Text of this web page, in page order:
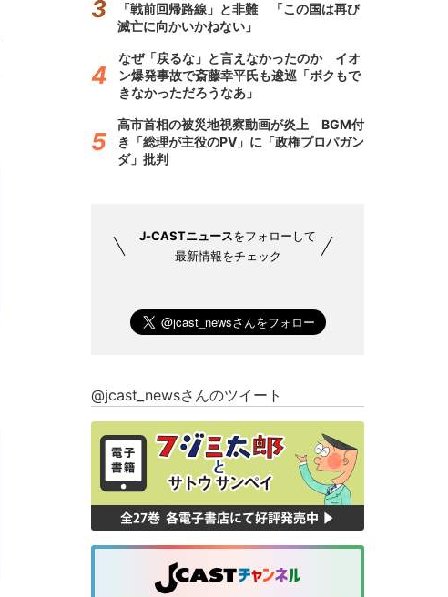
「戦前回帰路線」と非難 「この国は再び
滅亡に向かいかねない」
なぜ「戻るな」と言えなかったのか イオ
ン爆発事故で斎藤幸平氏も逡巡「ボクもで
きなかっただろうなあ」
高市首相の被災地視察動画が炎上 BGM付
き「総理が主役のPV」に「政権プロパガン
ダ」批判
J-CASTニュースをフォローして
最新情報をチェック
@jcast_newsさんのツイート